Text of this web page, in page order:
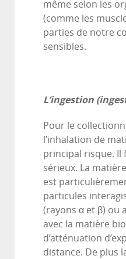
même selon les
(comme les
parties de notre
sensibles.
L’ingestion
Pour le
l’inhalation de
principal risque. Il
sérieux. La
est
particules
(rayons α et β) ou
avec la matière
d’atténuation
distance. De plus